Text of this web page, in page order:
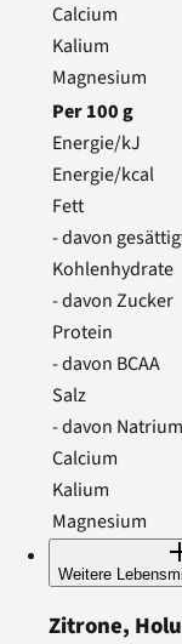
Calcium
Kalium
Magnesium
Per100g
Energie/kJ
Energie/kcal
Fett
- davon
Kohlenhydrate
- davon Zucker
Protein
- davon BCAA
Salz
- davon Natrium
Calcium
Kalium
Magnesium
Weitere
Zitrone,